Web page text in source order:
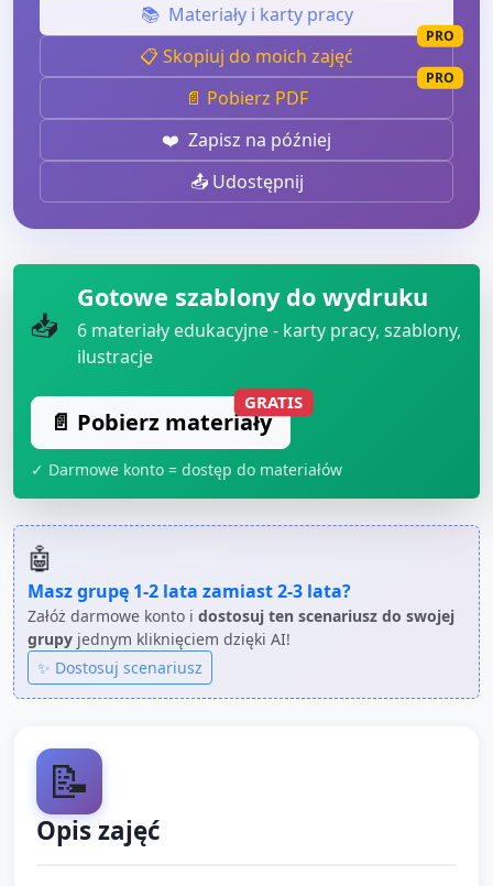
📚 Materiały i karty pracy
📋 Skopiuj do moich zajęć
PRO
📄 Pobierz PDF
PRO
❤️ Zapisz na później
📤 Udostępnij
📥
Gotowe szablony do wydruku
6 materiały edukacyjne - karty pracy, szablony,
ilustracje
📄 Pobierz materiały
GRATIS
✓ Darmowe konto = dostęp do materiałów
🤖
Masz grupę 1-2 lata zamiast2-3 lata?
Załóż darmowe konto i dostosuj ten scenariusz do swojej
grupy jednym kliknięciem dzięki AI!
✨ Dostosuj scenariusz
📝
Opis zajęć